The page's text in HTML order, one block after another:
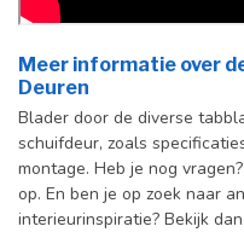
Meer informatie over
Deuren
Blader door de diverse
schuifdeur, zoals
montage. Heb je nog
op. En ben je op zoek naar
interieurinspiratie? Bekijk